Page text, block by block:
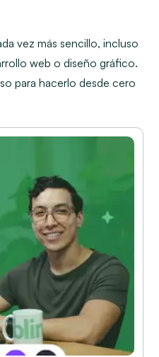
vez más sencillo, incluso
web o diseño gráfico.
para hacerlo desde cero